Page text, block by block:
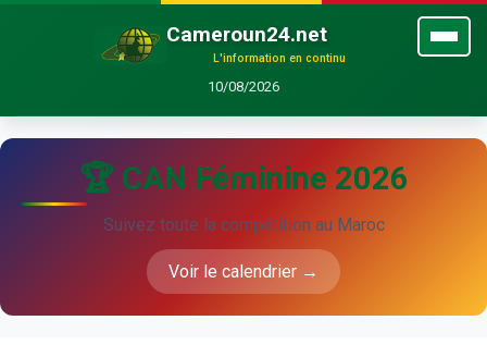
Cameroun24.net
L'information en continu
10/08/2026
🏆 CAN Féminine 2026
Suivez toute la compétition au Maroc
Voir le calendrier →